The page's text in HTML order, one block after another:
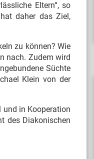
Eltern“, so
daher das Ziel,
zu können? Wie
nach. Zudem wird
Süchte
Klein von der
und in Kooperation
des Diakonischen